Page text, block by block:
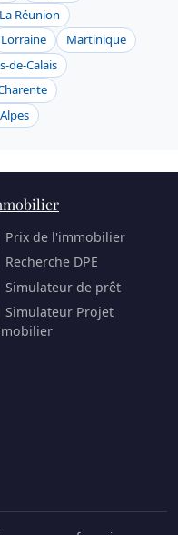
La Réunion
Lorraine
Martinique
de-Calais
Prix de l'immobilier
Recherche DPE
Simulateur de prêt
Simulateur Projet